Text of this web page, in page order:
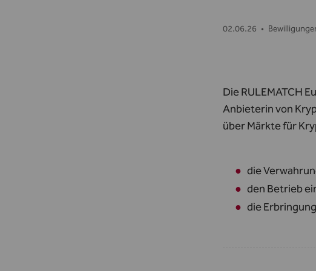
02.06.26 •
Die RULEMATCH
Anbieterin von
über Märkte für
die
den Betrieb
die